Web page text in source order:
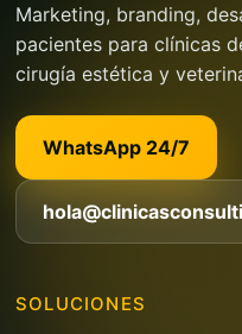
Marketing, branding,
pacientes para clínicas
cirugía estética y
WhatsApp 24/7
SOLUCIONES